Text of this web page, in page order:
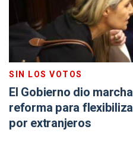
SIN LOS VOTOS
El Gobierno dio
reforma para
por extranjeros